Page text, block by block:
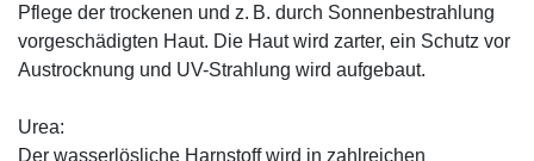
Pflege der trockenen und z. B. durch Sonnenbestrahlung
vorgeschädigten Haut. Die Haut wird zarter, ein Schutz vor
Austrocknung und UV-Strahlung wird aufgebaut.
Urea:
Der wasserlösliche Harnstoff wird in zahlreichen